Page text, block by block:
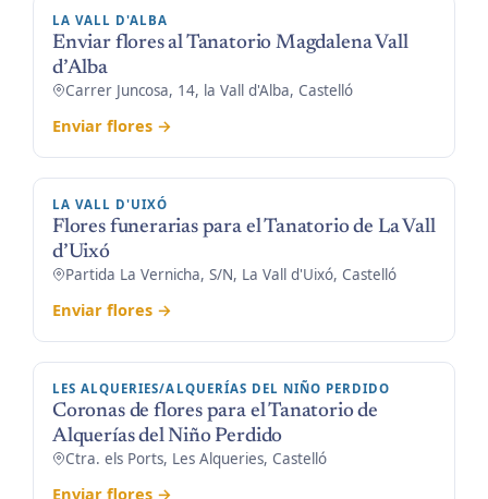
LA VALL D'ALBA
Enviar flores al Tanatorio Magdalena Vall
d’Alba
Carrer Juncosa, 14, la Vall d'Alba, Castelló
Enviar flores →
LA VALL D'UIXÓ
Flores funerarias para el Tanatorio de La Vall
d’Uixó
Partida La Vernicha, S/N, La Vall d'Uixó, Castelló
Enviar flores →
LES ALQUERIES/ALQUERÍAS DEL NIÑO PERDIDO
Coronas de flores para el Tanatorio de
Alquerías del Niño Perdido
Ctra. els Ports, Les Alqueries, Castelló
Enviar flores →